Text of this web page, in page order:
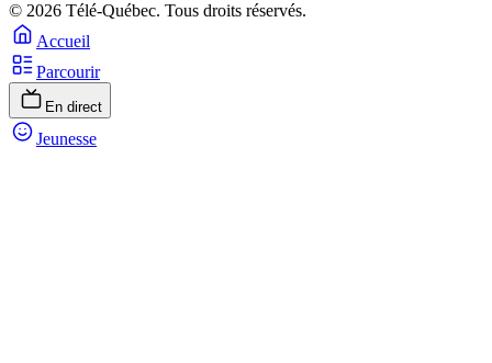
© 2026 Télé-Québec. Tous droits réservés.
Accueil
Parcourir
En direct
Jeunesse